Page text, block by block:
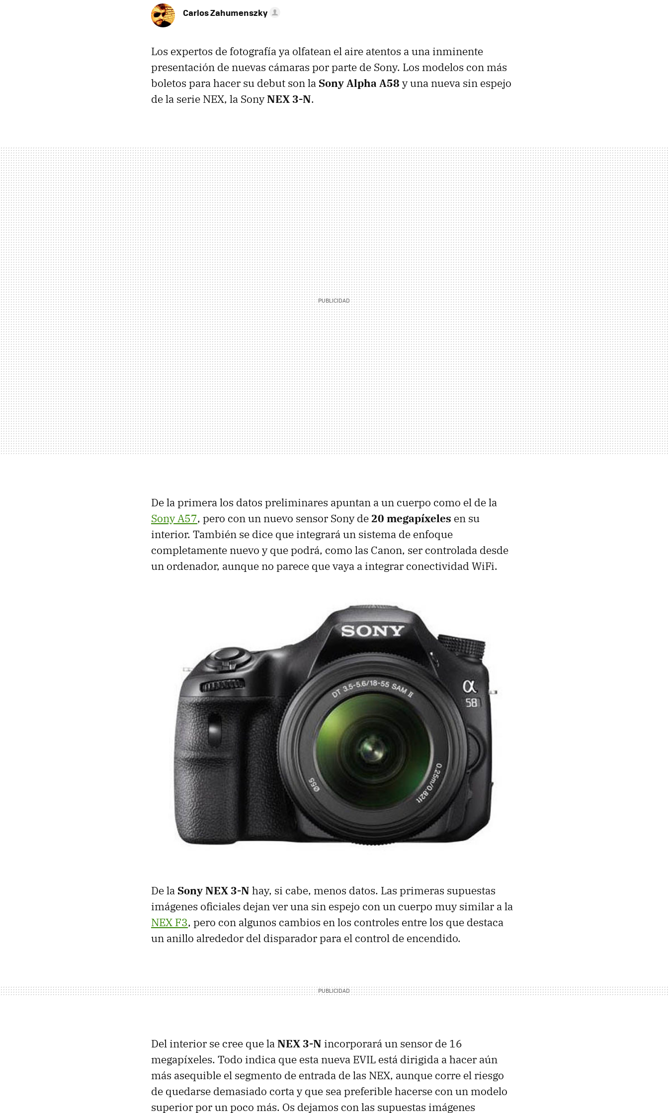
Carlos Zahumenszky
Los expertos de fotografía ya olfatean el aire atentos a una inminente
presentación de nuevas cámaras por parte de Sony. Los modelos con más
boletos para hacer su debut son la Sony Alpha A58 y una nueva sin espejo
de la serie NEX, la SonyNEX 3-N.
De la primera los datos preliminares apuntan a un cuerpo como el de la
Sony A57, pero con un nuevo sensor Sony de20 megapíxeles en su
interior. También se dice que integrará un sistema de enfoque
completamente nuevo y que podrá, como las Canon, ser controlada desde
un ordenador, aunque no parece que vaya a integrar conectividad WiFi.
De la Sony NEX 3-N hay, si cabe, menos datos. Las primeras supuestas
imágenes oficiales dejan ver una sin espejo con un cuerpo muy similar a la
NEX F3, pero con algunos cambios en los controles entre los que destaca
un anillo alrededor del disparador para el control de encendido.
Del interior se cree que laNEX 3-N incorporará un sensor de 16
megapíxeles. Todo indica que esta nueva EVIL está dirigida a hacer aún
más asequible el segmento de entrada de las NEX, aunque corre el riesgo
de quedarse demasiado corta y que sea preferible hacerse con un modelo
superior por un poco más. Os dejamos con las supuestas imágenes